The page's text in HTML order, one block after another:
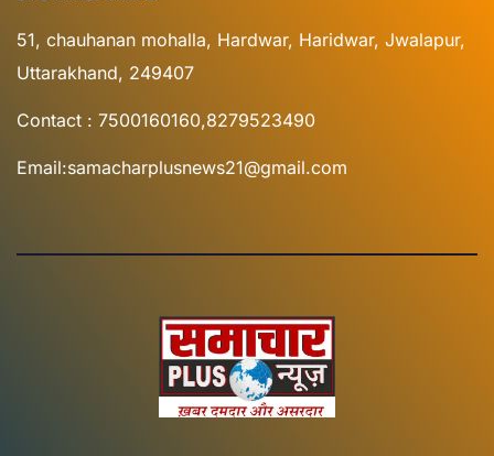
51, chauhanan mohalla, Hardwar, Haridwar, Jwalapur,
Uttarakhand, 249407
Contact : 7500160160,8279523490
Email:samacharplusnews21@gmail.com